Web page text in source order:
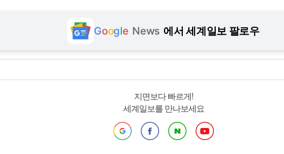
Google News 에서 세계일보 팔로우
지면보다 빠르게!
세계일보를 만나보세요